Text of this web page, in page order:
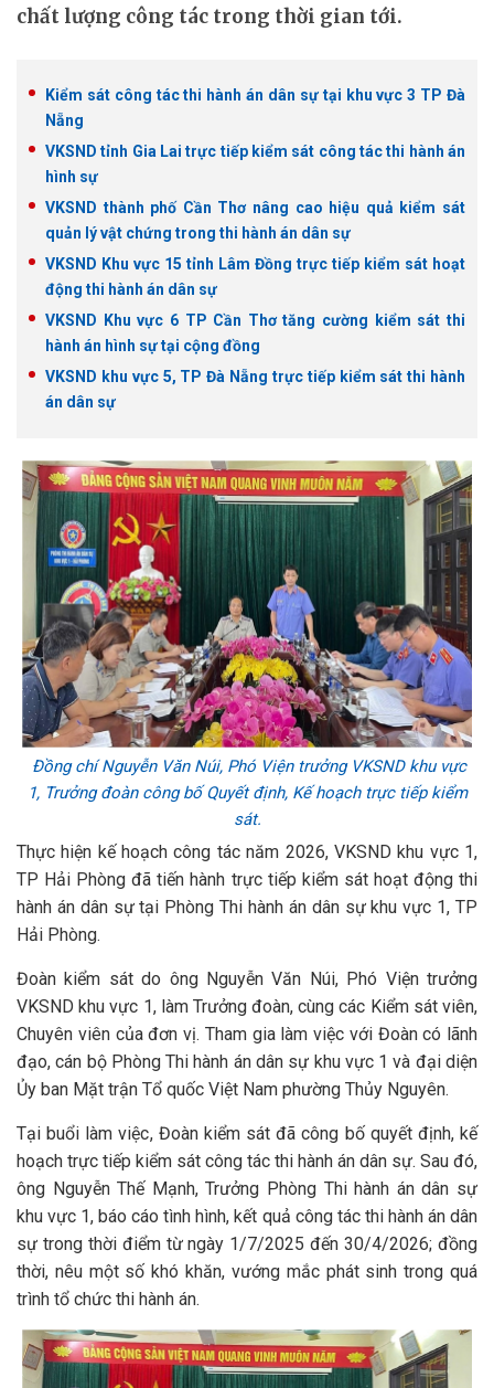
chất lượng công tác trong thời gian tới.
Kiểm sát công tác thi hành án dân sự tại khu vực 3 TP Đà
Nẵng
VKSND tỉnh Gia Lai trực tiếp kiểm sát công tác thi hành án
hình sự
VKSND thành phố Cần Thơ nâng cao hiệu quả kiểm sát
quản lý vật chứng trong thi hành án dân sự
VKSND Khu vực 15 tỉnh Lâm Đồng trực tiếp kiểm sát hoạt
động thi hành án dân sự
VKSND Khu vực 6 TP Cần Thơ tăng cường kiểm sát thi
hành án hình sự tại cộng đồng
VKSND khu vực 5, TP Đà Nẵng trực tiếp kiểm sát thi hành
án dân sự
Đồng chí Nguyễn Văn Núi, Phó Viện trưởng VKSND khu vực
1, Trưởng đoàn công bố Quyết định, Kế hoạch trực tiếp kiểm
sát.
Thực hiện kế hoạch công tác năm 2026, VKSND khu vực 1,
TP Hải Phòng đã tiến hành trực tiếp kiểm sát hoạt động thi
hành án dân sự tại Phòng Thi hành án dân sự khu vực 1, TP
Hải Phòng.
Đoàn kiểm sát do ông Nguyễn Văn Núi, Phó Viện trưởng
VKSND khu vực 1, làm Trưởng đoàn, cùng các Kiểm sát viên,
Chuyên viên của đơn vị. Tham gia làm việc với Đoàn có lãnh
đạo, cán bộ Phòng Thi hành án dân sự khu vực 1 và đại diện
Ủy ban Mặt trận Tổ quốc Việt Nam phường Thủy Nguyên.
Tại buổi làm việc, Đoàn kiểm sát đã công bố quyết định, kế
hoạch trực tiếp kiểm sát công tác thi hành án dân sự. Sau đó,
ông Nguyễn Thế Mạnh, Trưởng Phòng Thi hành án dân sự
khu vực 1, báo cáo tình hình, kết quả công tác thi hành án dân
sự trong thời điểm từ ngày 1/7/2025 đến 30/4/2026; đồng
thời, nêu một số khó khăn, vướng mắc phát sinh trong quá
trình tổ chức thi hành án.